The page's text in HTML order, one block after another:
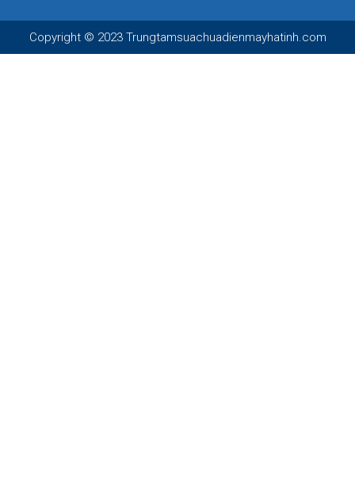
Copyright © 2023 Trungtamsuachuadienmayhatinh.com